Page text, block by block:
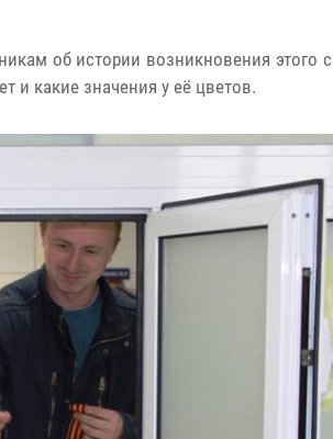
об истории возникновения этого
и какие значения у её цветов.